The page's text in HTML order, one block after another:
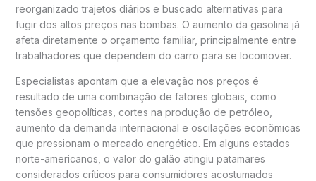
reorganizado trajetos diários e buscado alternativas para
fugir dos altos preços nas bombas. O aumento da gasolina já
afeta diretamente o orçamento familiar, principalmente entre
trabalhadores que dependem do carro para se locomover.
Especialistas apontam que a elevação nos preços é
resultado de uma combinação de fatores globais, como
tensões geopolíticas, cortes na produção de petróleo,
aumento da demanda internacional e oscilações econômicas
que pressionam o mercado energético. Em alguns estados
norte-americanos, o valor do galão atingiu patamares
considerados críticos para consumidores acostumados